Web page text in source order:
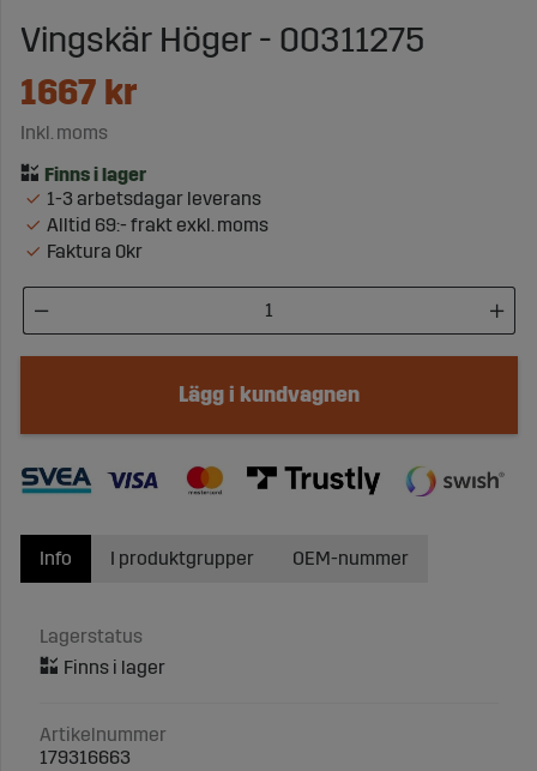
Vingskär Höger - 00311275
1667 kr
Inkl. moms
1-3 arbetsdagar leverans
Alltid 69:- frakt exkl. moms
Faktura 0kr
Lägg i kundvagnen
Info
Lagerstatus
Artikelnummer
179316663
I produktgrupper OEM-nummer